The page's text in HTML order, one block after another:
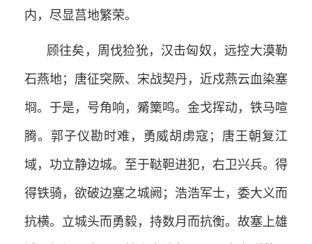
内，尽显莒地繁荣。
顾往矣，周伐猃狁，汉击匈奴，远控大漠勒
石燕地；唐征突厥、宋战契丹，近戍燕云血染塞
埛。于是，号角响，觱篥鸣。金戈挥动，铁马喧
腾。郭子仪勘时难，勇威胡虏寇；唐王朝复江
域，功立静边城。至于鞑靼进犯，右卫兴兵。得
得铁骑，欲破边塞之城阙；浩浩军士，委大义而
抗横。立城头而勇毅，持数月而抗衡。故塞上雄